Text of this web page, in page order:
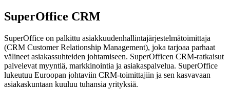
SuperOffice CRM
SuperOffice on palkittu asiakkuudenhallintajärjestelmätoimittaja
(CRM Customer Relationship Management), joka tarjoaa parhaat
välineet asiakassuhteiden johtamiseen. SuperOfficen CRM-ratkaisut
palvelevat myyntiä, markkinointia ja asiakaspalvelua. SuperOffice
lukeutuu Euroopan johtaviin CRM-toimittajiin ja sen kasvavaan
asiakaskuntaan kuuluu tuhansia yrityksiä.